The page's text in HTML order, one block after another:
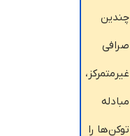
چندین
صرافی
غیرمتمرکز،
مبادله
توکن‌ها را